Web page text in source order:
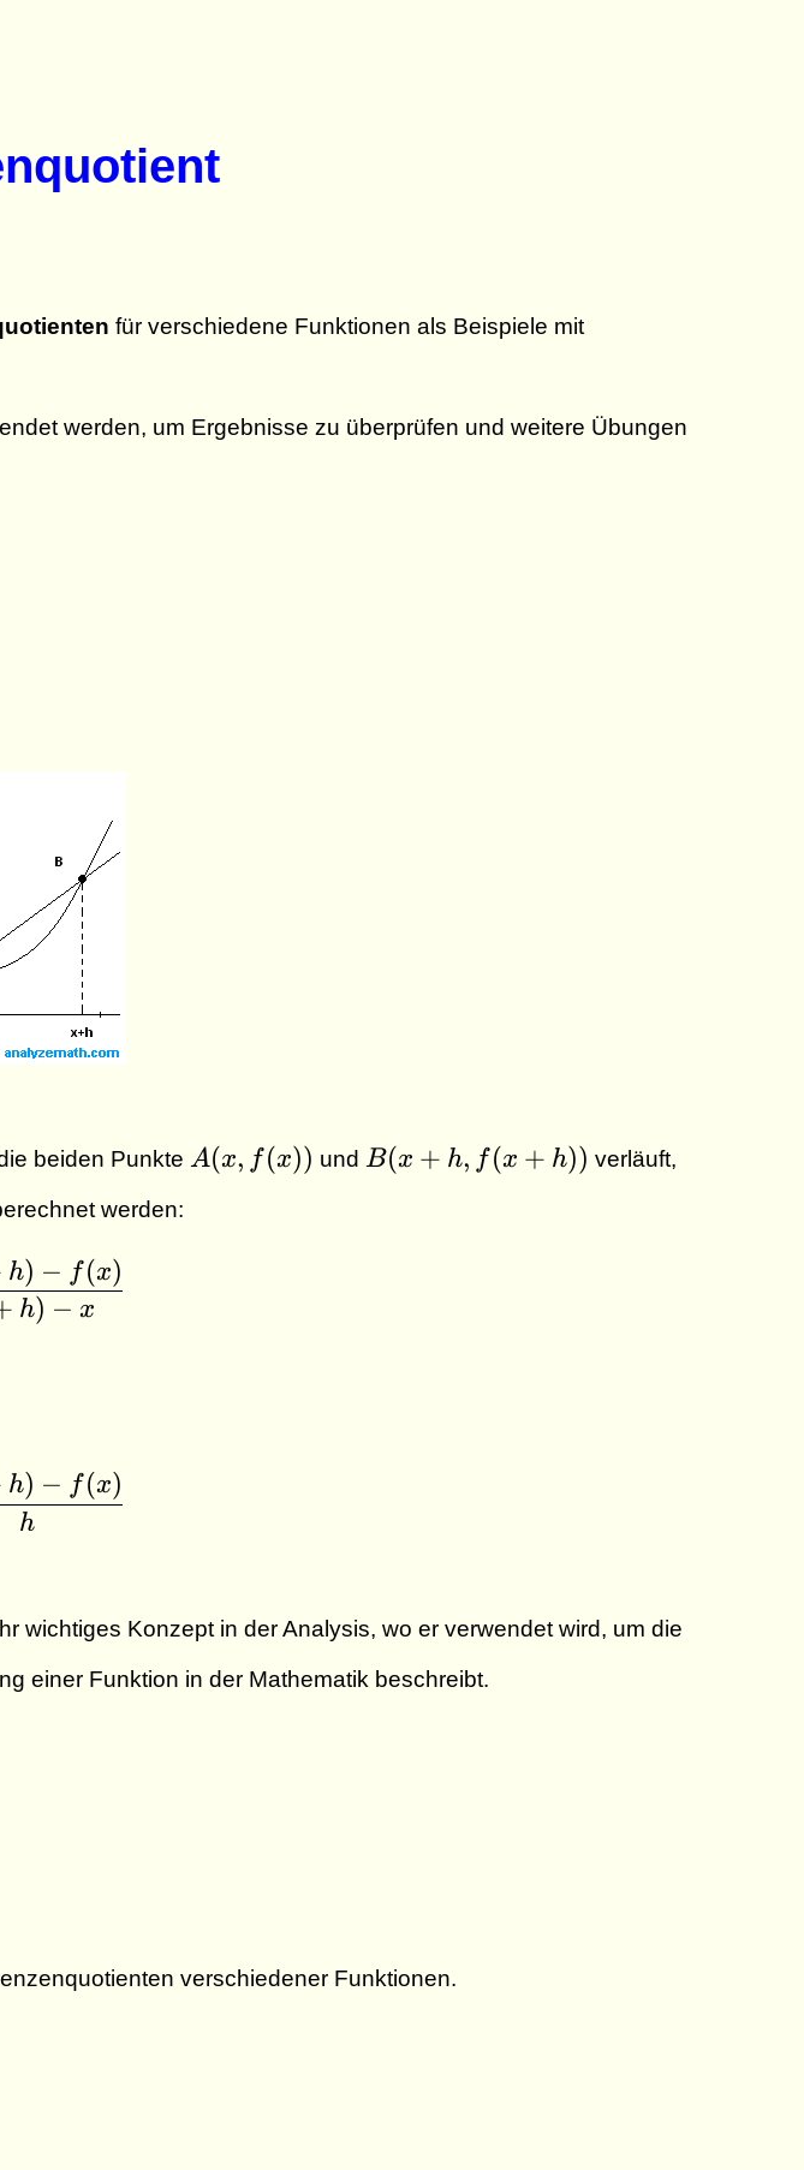
für verschiedene Funktionen als Beispiele mit
werden, um Ergebnisse zu überprüfen und weitere Übungen
beiden Punkte A (
x ,
A(x, f (x)) und B(x+h
B(x + h, f (x + h)) verläuft,
werden:
= \dfrac{f (x + h) - f(x)}{(x + h) - x}
h) − x
h) − f (x)
= \dfrac{f (x + h) - f(x)}{h}
h
h) − f (x)
wichtiges Konzept in der Analysis, wo er verwendet wird, um die
einer Funktion in der Mathematik beschreibt.
verschiedener Funktionen.